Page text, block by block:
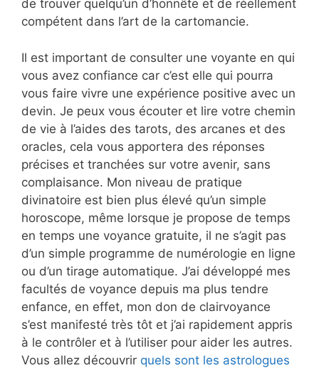
de trouver quelqu’un d’honnête et de réellement
compétent dans l’art de la cartomancie.
Il est important de consulter une voyante en qui
vous avez confiance car c’est elle qui pourra
vous faire vivre une expérience positive avec un
devin. Je peux vous écouter et lire votre chemin
de vie à l’aides des tarots, des arcanes et des
oracles, cela vous apportera des réponses
précises et tranchées sur votre avenir, sans
complaisance. Mon niveau de pratique
divinatoire est bien plus élevé qu’un simple
horoscope, même lorsque je propose de temps
en temps une voyance gratuite, il ne s’agit pas
d’un simple programme de numérologie en ligne
ou d’un tirage automatique. J’ai développé mes
facultés de voyance depuis ma plus tendre
enfance, en effet, mon don de clairvoyance
s’est manifesté très tôt et j’ai rapidement appris
à le contrôler et à l’utiliser pour aider les autres.
Vous allez découvrir quels sont les astrologues